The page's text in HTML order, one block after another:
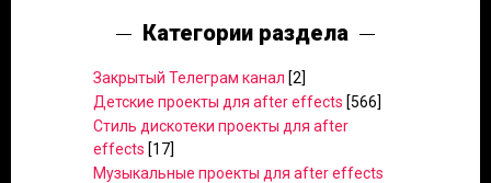
Категории раздела
Закрытый Телеграм канал [2]
Детские проекты для after effects [566]
Стиль дискотеки проекты для after
effects [17]
Музыкальные проекты для after effects